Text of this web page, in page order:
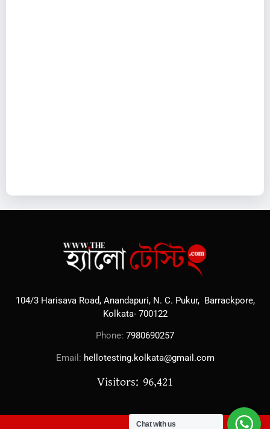
104/3 Harisava Road, Anandapuri, N. C. Pukur, Barrackpore,
Kolkata- 700122
Phone: 7980690257
Email: hellotesting.kolkata@gmail.com
Visitors: 96,421
Chat with us